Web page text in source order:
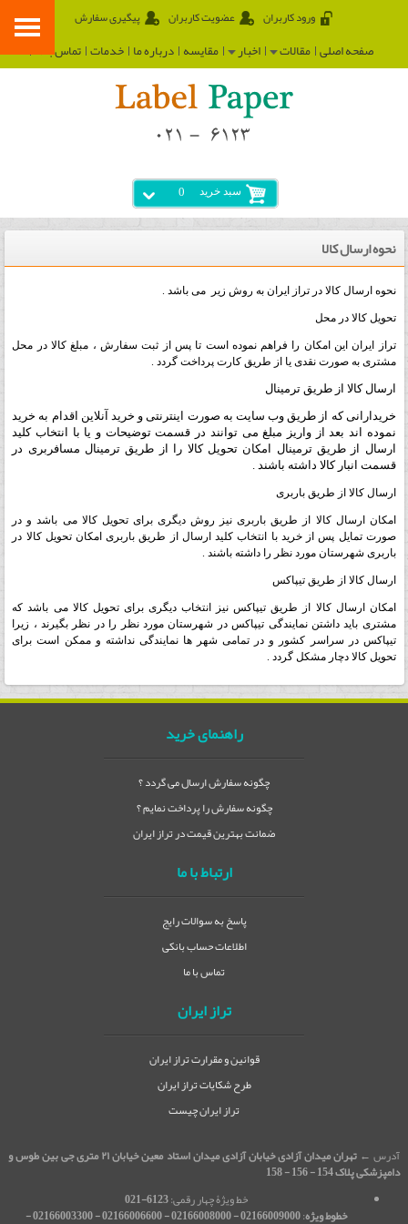
ورود کاربران عضویت کاربران پیگیری سفارش
صفحه اصلی مقالات اخبار مقایسه درباره ما خدمات تماس با ما
سبد خرید 0
نحوه ارسال کالا
نحوه ارسال کالا در تراز ایران به روش زیر می باشد .
تحویل کالا در محل
تراز ایران این امکان را فراهم نموده است تا پس از ثبت سفارش ، مبلغ کالا در محل
مشتری به صورت نقدی یا از طریق کارت پرداخت گردد .
ارسال کالا از طریق ترمینال
خریدارانی که از طریق وب سایت به صورت اینترنتی و خرید آنلاین اقدام به خرید
نموده اند بعد از واریز مبلغ می توانند در قسمت توضیحات و یا با انتخاب کلید
ارسال از طریق ترمینال امکان تحویل کالا را از طریق ترمینال مسافربری در
قسمت انبار کالا داشته باشند .
ارسال کالا از طریق باربری
امکان ارسال کالا از طریق باربری نیز روش دیگری برای تحویل کالا می باشد و در
صورت تمایل پس از خرید با انتخاب کلید ارسال از طریق باربری امکان تحویل کالا در
باربری شهرستان مورد نظر را داشته باشند .
ارسال کالا از طریق تیپاکس
امکان ارسال کالا از طریق تیپاکس نیز انتخاب دیگری برای تحویل کالا می باشد که
مشتری باید داشتن نمایندگی تیپاکس در شهرستان مورد نظر را در نظر بگیرند ، زیرا
تیپاکس در سراسر کشور و در تمامی شهر ها نمایندگی نداشته و ممکن است برای
تحویل کالا دچار مشکل گردد .
راهنمای خرید
چگونه سفارش ارسال می گردد ؟
چگونه سفارش را پرداخت نمایم ؟
ضمانت بهترین قیمت در تراز ایران
ارتباط با ما
پاسخ به سوالات رایج
اطلاعات حساب بانکی
تماس با ما
تراز ایران
قوانین و مقرارت تراز ایران
طرح شکایات تراز ایران
تراز ایران چیست
آدرس ← تهران میدان آزادی خیابان آزادی میدان استاد معین خیابان ۲۱ متری جی بین طوس و
دامپزشکی پلاک 154 - 156 - 158
خط ویژۀ چهار رقمی:6123-021
خطوط ویژه:
02166009000 - 02166008000 - 02166006600 - 02166003300 -